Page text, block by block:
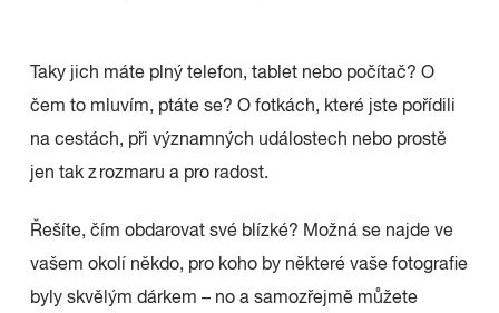
Taky jich máte plný telefon, tablet nebo počítač? O
čem to mluvím, ptáte se? O fotkách, které jste pořídili
na cestách, při významných událostech nebo prostě
jen tak z rozmaru a pro radost.
Řešíte, čím obdarovat své blízké? Možná se najde ve
vašem okolí někdo, pro koho by některé vaše fotografie
byly skvělým dárkem – no a samozřejmě můžete